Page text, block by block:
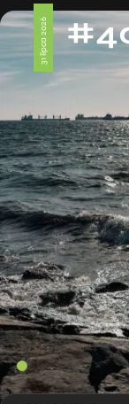
31 lipca 2026